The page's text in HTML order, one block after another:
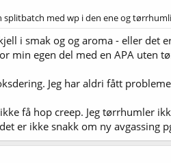
med wp i den ene og
i smak og og aroma - eller det
min egen del med en APA uten
Jeg har aldri fått
få hop creep. Jeg tørrhumler
er ikke snakk om ny avgassing